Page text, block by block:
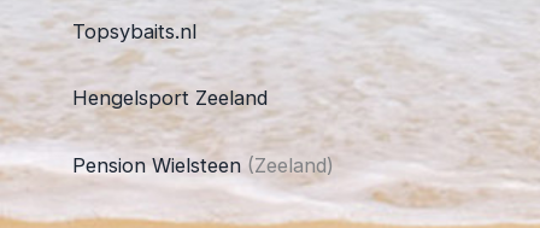
Topsybaits.nl
Hengelsport Zeeland
Pension Wielsteen (Zeeland)